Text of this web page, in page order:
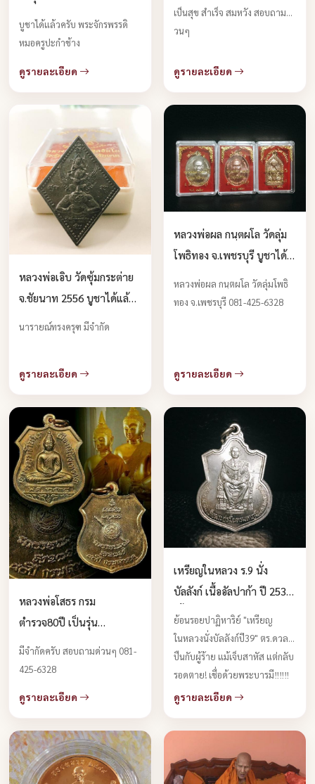
จ.เชียงใหม่ อายุ 98 ปี บูชาได้
แล้วครับ
บูชาได้แล้วครับ พระจักรพรรดิ
หมอครูปะกำช้าง
ดูรายละเอียด
เป็นสุข สำเร็จ สมหวัง สอบถามด่
วนๆ
ดูรายละเอียด
หลวงพ่อเอิบ วัดซุ้มกระต่าย
จ.ชัยนาท 2556 บูชาได้แล้ว
นารายณ์ทรงครุฑ มีจำกัด
ดูรายละเอียด
หลวงพ่อผล กนฺตผโล วัดลุ่ม
โพธิทอง จ.เพชรบุรี บูชาได้
หลวงพ่อผล กนฺตผโล วัดลุ่มโพธิ
ทอง จ.เพชรบุรี 081-425-6328
ดูรายละเอียด
หลวงพ่อโสธร กรม
ตำรวจ80ปี เป็นรุ่น
ประวัติศาสตร์ รุ่นดัง!!!หลวง
พ่อโสธรครับ
มีจำกัดครับ สอบถามด่วนๆ 081-
425-6328
ดูรายละเอียด
เหรียญในหลวง ร.9 นั่ง
บัลลังก์ เนื้ออัลปาก้า ปี 2539
เนื้ออัลป้าก้า บูชาได้แล้วครับ
ย้อนรอยปาฏิหาริย์ "เหรียญ
ในหลวงนั่งบัลลังก์ปี39" ตร.ดวล
ปืนกับผู้ร้าย แม้เจ็บสาหัส แต่กลับ
รอดตาย! เชื่อด้วยพระบารมี‼️‼️‼️
ดูรายละเอียด